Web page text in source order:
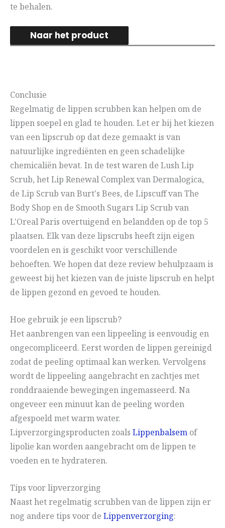
te behalen.
Naar het product
Conclusie
Regelmatig de lippen scrubben kan helpen om de
lippen soepel en glad te houden. Let er bij het kiezen
van een lipscrub op dat deze gemaakt is van
natuurlijke ingrediënten en geen schadelijke
chemicaliën bevat. In de test waren de Lush Lip
Scrub, het Lip Renewal Complex van Dermalogica,
de Lip Scrub van Burt's Bees, de Lipscuff van The
Body Shop en de Smooth Sugars Lip Scrub van
L'Oreal Paris overtuigend en belandden op de top 5
plaatsen. Elk van deze lipscrubs heeft zijn eigen
voordelen en is geschikt voor verschillende
behoeften. We hopen dat deze review behulpzaam is
geweest bij het kiezen van de juiste lipscrub en helpt
de lippen gezond en gevoed te houden.
Hoe gebruik je een lipscrub?
Het aanbrengen van een lippeeling is eenvoudig en
ongecompliceerd. Eerst worden de lippen gereinigd
zodat de peeling optimaal kan werken. Vervolgens
wordt de lippeeling aangebracht en zachtjes met
ronddraaiende bewegingen ingemasseerd. Na
ongeveer een minuut kan de peeling worden
afgespoeld met warm water.
Lipverzorgingsproducten zoals Lippenbalsem of
lipolie kan worden aangebracht om de lippen te
voeden en te hydrateren.
Tips voor lipverzorging
Naast het regelmatig scrubben van de lippen zijn er
nog andere tips voor de Lippenverzorging: